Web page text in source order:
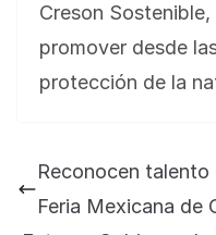
Creson
promover desde
protección de la
Reconocen talento
Feria Mexicana de
presente en la
de Sonora Dr.